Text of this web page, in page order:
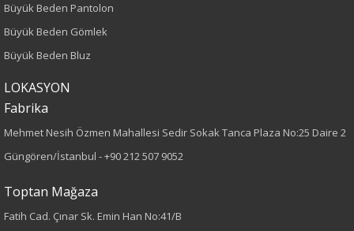
Büyük Beden
Kumaş Tipi
Dokuma
Desen
Düz
Büyük Beden Pantolon
Büyük Beden Gömlek
Büyük Beden Bluz
LOKASYON
Fabrika
Mehmet Nesih Özmen Mahallesi Sedir Sokak Tanca Plaza No:25 Daire 2
Güngören/İstanbul -+90 212 507 9052
Toptan Mağaza
Fatih Cad. Çınar Sk. Emin Han No:41/B